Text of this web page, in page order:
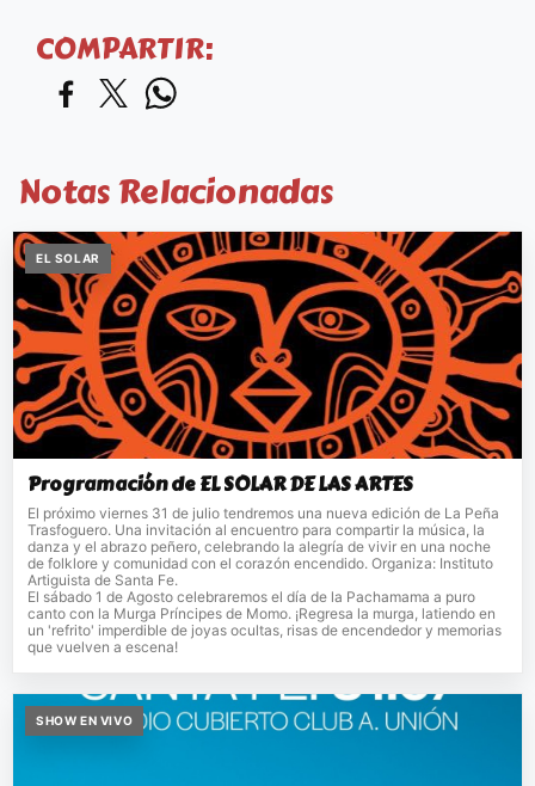
COMPARTIR:
Notas Relacionadas
EL SOLAR
Programación de EL SOLAR DE LAS ARTES
El próximo viernes 31 de julio tendremos una nueva edición de La Peña
Trasfoguero. Una invitación al encuentro para compartir la música, la
danza y el abrazo peñero, celebrando la alegría de vivir en una noche
de folklore y comunidad con el corazón encendido. Organiza: Instituto
Artiguista de Santa Fe.
El sábado 1 de Agosto celebraremos el día de la Pachamama a puro
canto con la Murga Príncipes de Momo. ¡Regresa la murga, latiendo en
un 'refrito' imperdible de joyas ocultas, risas de encendedor y memorias
que vuelven a escena!
SHOW EN VIVO